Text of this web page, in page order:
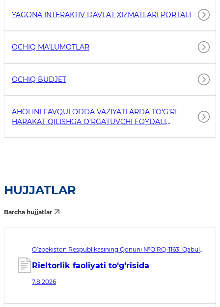
YAGONA INTERAKTIV DAVLAT XIZMATLARI PORTALI
OCHIQ MAʼLUMOTLAR
OCHIQ BUDJET
AHOLINI FAVQULODDA VAZIYATLARDA TO'G'RI
HARAKAT QILISHGA O'RGATUVCHI FOYDALI
HUJJATLAR
Barcha hujjatlar
O‘zbekiston Respublikasining Qonuni №O‘RQ-1163. Qabul
Rieltorlik faoliyati to‘g‘risida
7.8.2026